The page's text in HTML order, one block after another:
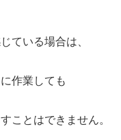
ている場合は、
作業しても
ことはできません。